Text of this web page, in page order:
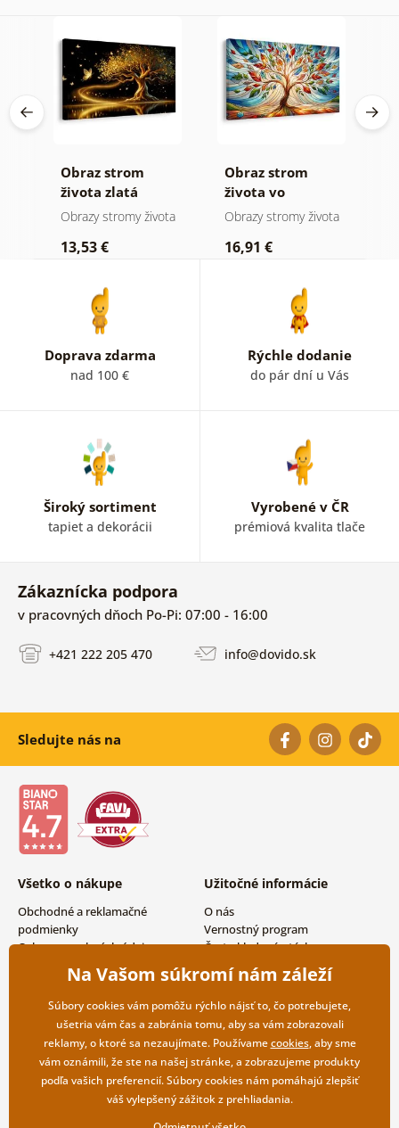
Obraz strom
života zlatá
mágia
Obrazy stromy života
13,53 €
Obraz strom
života vo
farebnej vitráži
Obrazy stromy života
16,91 €
Doprava zdarma
nad 100 €
Rýchle dodanie
do pár dní u Vás
Široký sortiment
tapiet a dekorácii
Vyrobené v ČR
prémiová kvalita tlače
Zákaznícka podpora
v pracovných dňoch Po-Pi: 07:00 - 16:00
+421 222 205 470 info@dovido.sk
Sledujte nás na
Všetko o nákupe
Obchodné a reklamačné
podmienky
Ochrana osobných údajov
Možnosti dopravy a platby
Vrátenie tovaru
Užitočné informácie
O nás
Vernostný program
Často kladené otázky
Magazín
Kontakty
Veľkoobchodná spolupráca
Na Vašom súkromí nám záleží
Súbory cookies vám pomôžu rýchlo nájsť to, čo potrebujete,
ušetria vám čas a zabránia tomu, aby sa vám zobrazovali
reklamy, o ktoré sa nezaujímate. Používamecookies, aby sme
vám oznámili, že ste na našej stránke, a zobrazujeme produkty
podľa vašich preferencií. Súbory cookies nám pomáhajú zlepšiť
váš vylepšený zážitok z prehliadania.